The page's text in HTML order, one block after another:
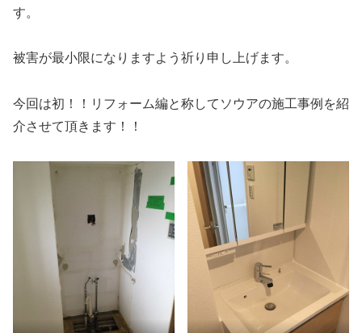
す。
被害が最小限になりますよう祈り申し上げます。
今回は初！！リフォーム編と称してソウアの施工事例を紹
介させて頂きます！！